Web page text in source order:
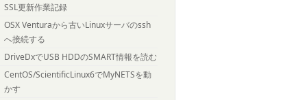
SSL更新作業記録
OSX Venturaから古いLinuxサーバのssh
へ接続する
DriveDxでUSB HDDのSMART情報を読む
CentOS/ScientificLinux6でMyNETSを動
かす